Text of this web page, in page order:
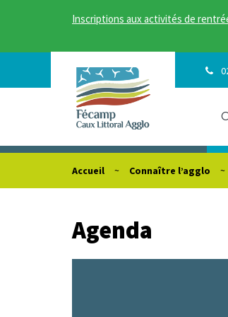
Inscriptions aux activités de
Accueil Connaître l’agglo
Agenda